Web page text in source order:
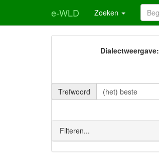
e-WLD Zoeken
Dialectweergave:
Trefwoord
Filteren...